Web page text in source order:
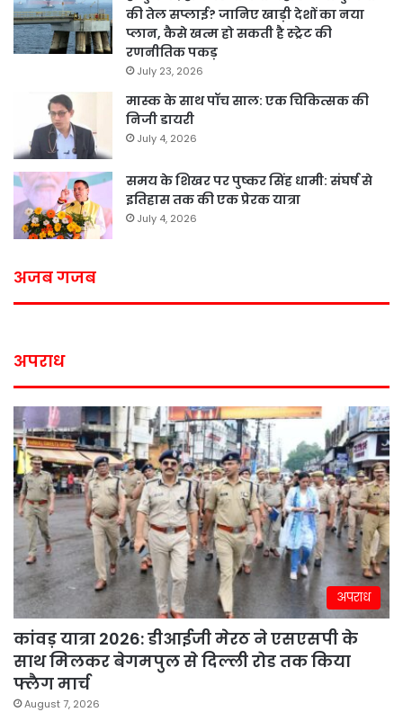
की तेल सप्लाई? जानिए खाड़ी देशों का नया
प्लान, कैसे खत्म हो सकती है स्ट्रेट की
रणनीतिक पकड़
July 23, 2026
मास्क के साथ पॉच साल: एक चिकित्सक की
निजी डायरी
July 4, 2026
समय के शिखर पर पुष्कर सिंह धामी: संघर्ष से
इतिहास तक की एक प्रेरक यात्रा
July 4, 2026
अजब गजब
अपराध
अपराध
कांवड़ यात्रा 2026: डीआईजी मेरठ ने एसएसपी के
साथ मिलकर बेगमपुल से दिल्ली रोड तक किया
फ्लैग मार्च
August 7, 2026